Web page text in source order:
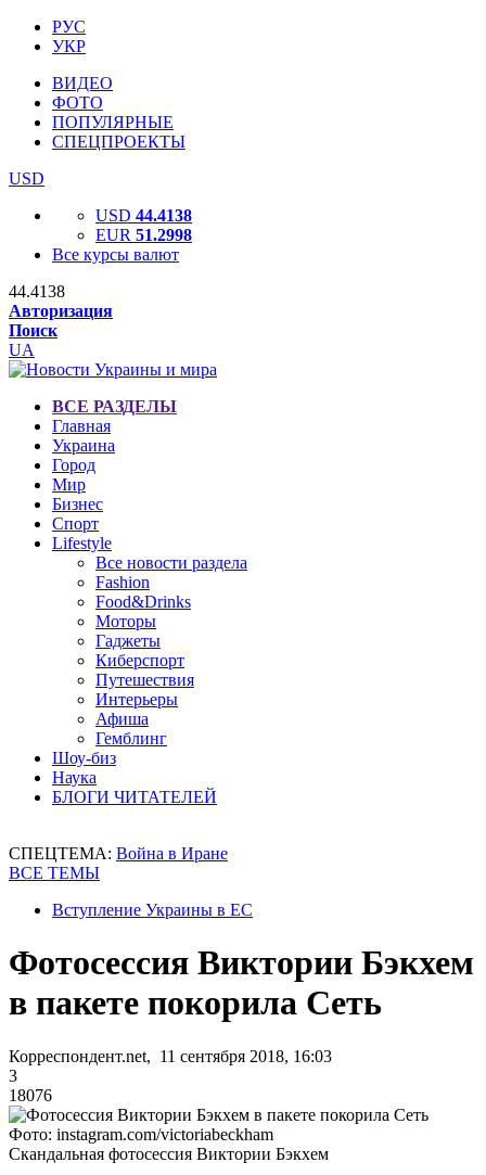
РУС
УКР
ВИДЕО
ФОТО
ПОПУЛЯРНЫЕ
СПЕЦПРОЕКТЫ
USD
USD 44.4138
EUR 51.2998
Все курсы валют
44.4138
Авторизация
Поиск
UA
ВСЕ РАЗДЕЛЫ
Главная
Украина
Город
Мир
Бизнес
Спорт
Lifestyle
Все новости раздела
Fashion
Food&Drinks
Моторы
Гаджеты
Киберспорт
Путешествия
Интерьеры
Афиша
Гемблинг
Шоу-биз
Наука
БЛОГИ ЧИТАТЕЛЕЙ
СПЕЦТЕМА: Война в Иране
ВСЕ ТЕМЫ
Вступление Украины в ЕС
Фотосессия Виктории Бэкхем
в пакете покорила Сеть
Корреспондент.net, 11 сентября 2018, 16:03
3
18076
Фото: instagram.com/victoriabeckham
Скандальная фотосессия Виктории Бэкхем